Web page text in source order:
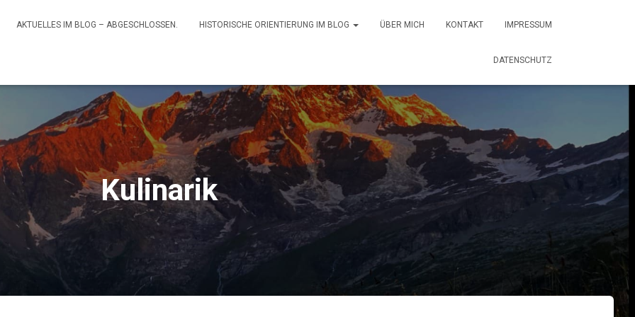
AKTUELLES IM BLOG – ABGESCHLOSSEN. HISTORISCHE ORIENTIERUNG IM BLOG ÜBER MICH KONTAKT IMPRESSUM
DATENSCHUTZ
Kulinarik